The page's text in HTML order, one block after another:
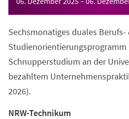
Sechsmonatiges duales Berufs-
Studienorientierungsprogramm
Schnupperstudium an der
bezahltem
2026).
NRW-Technikum